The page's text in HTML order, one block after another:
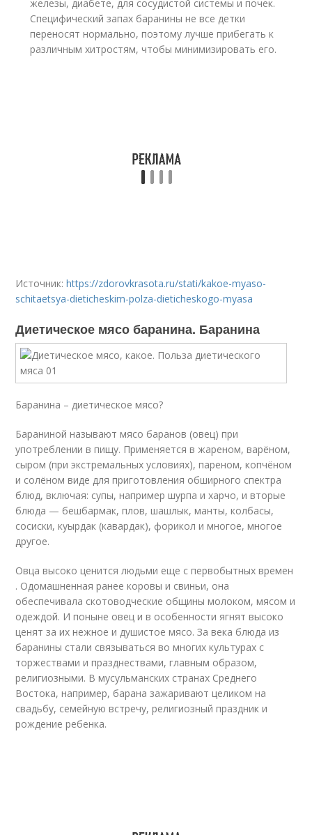
железы, диабете, для сосудистой системы и почек.
Специфический запах баранины не все детки
переносят нормально, поэтому лучше прибегать к
различным хитростям, чтобы минимизировать его.
Источник:https://zdorovkrasota.ru/stati/kakoe-myaso-
schitaetsya-dieticheskim-polza-dieticheskogo-myasa
Диетическое мясо баранина. Баранина
Баранина – диетическое мясо?
Бараниной называют мясо баранов (овец) при
употреблении в пищу. Применяется в жареном, варёном,
сыром (при экстремальных условиях), пареном, копчёном
и солёном виде для приготовления обширного спектра
блюд, включая: супы, например шурпа и харчо, и вторые
блюда — бешбармак, плов, шашлык, манты, колбасы,
сосиски, куырдак (кавардак), форикол и многое, многое
другое.
Овца высоко ценится людьми еще с первобытных времен
. Одомашненная ранее коровы и свиньи, она
обеспечивала скотоводческие общины молоком, мясом и
одеждой. И поныне овец и в особенности ягнят высоко
ценят за их нежное и душистое мясо. За века блюда из
баранины стали связываться во многих культурах с
торжествами и празднествами, главным образом,
религиозными. В мусульманских странах Среднего
Востока, например, барана зажаривают целиком на
свадьбу, семейную встречу, религиозный праздник и
рождение ребенка.